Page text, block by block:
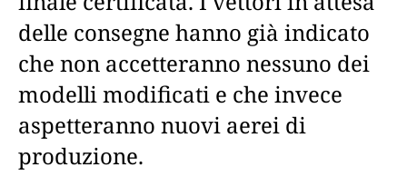
delle consegne hanno già indicato
che non accetteranno nessuno dei
modelli modificati e che invece
aspetteranno nuovi aerei di
produzione.